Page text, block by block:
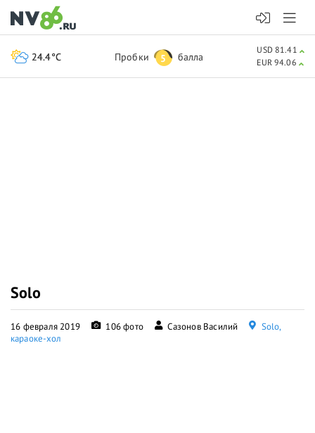
Solo
16 февраля 2019 106 фото Сазонов Василий
Solo,
караоке-хол
24.4°C Пробки 5 балла
USD 81.41
EUR 94.06